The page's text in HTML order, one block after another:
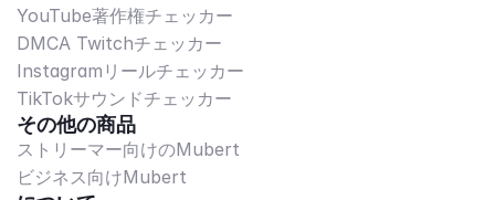
YouTube著作権チェッカー
DMCA Twitchチェッカー
Instagramリールチェッカー
TikTokサウンドチェッカー
その他の商品
ストリーマー向けのMubert
ビジネス向けMubert